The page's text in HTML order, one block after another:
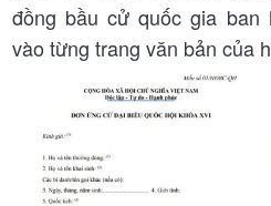
đồng bầu cử quốc gia
vào từng trang văn bản của